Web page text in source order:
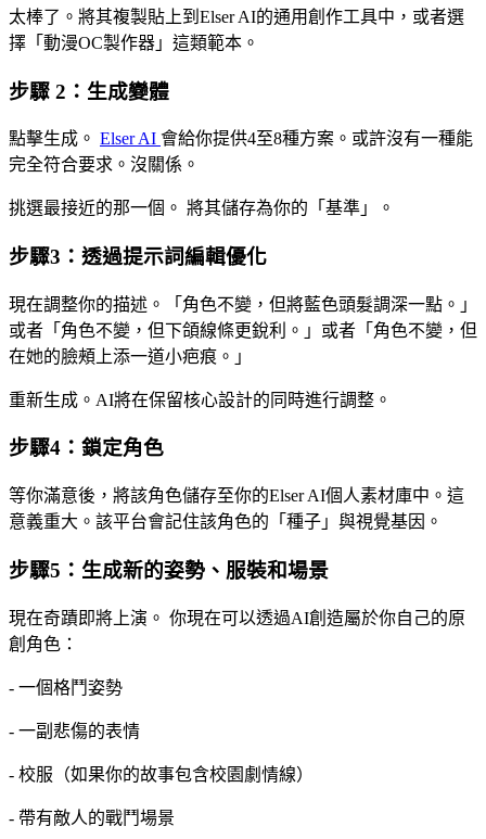
太棒了。將其複製貼上到Elser AI的通用創作工具中，或者選
擇「動漫OC製作器」這類範本。
步驟 2：生成變體
點擊生成。 Elser AI 會給你提供4至8種方案。或許沒有一種能
完全符合要求。沒關係。
挑選最接近的那一個。 將其儲存為你的「基準」。
步驟3：透過提示詞編輯優化
現在調整你的描述。「角色不變，但將藍色頭髮調深一點。」
或者「角色不變，但下頜線條更銳利。」或者「角色不變，但
在她的臉頰上添一道小疤痕。」
重新生成。AI將在保留核心設計的同時進行調整。
步驟4：鎖定角色
等你滿意後，將該角色儲存至你的Elser AI個人素材庫中。這
意義重大。該平台會記住該角色的「種子」與視覺基因。
步驟5：生成新的姿勢、服裝和場景
現在奇蹟即將上演。 你現在可以透過AI創造屬於你自己的原
創角色：
- 一個格鬥姿勢
- 一副悲傷的表情
- 校服（如果你的故事包含校園劇情線）
- 帶有敵人的戰鬥場景